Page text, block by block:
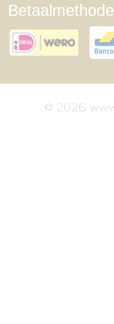
© 2026